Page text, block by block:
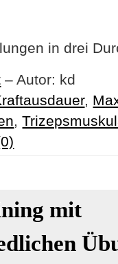
in drei
– Autor: kd
,
,
mit